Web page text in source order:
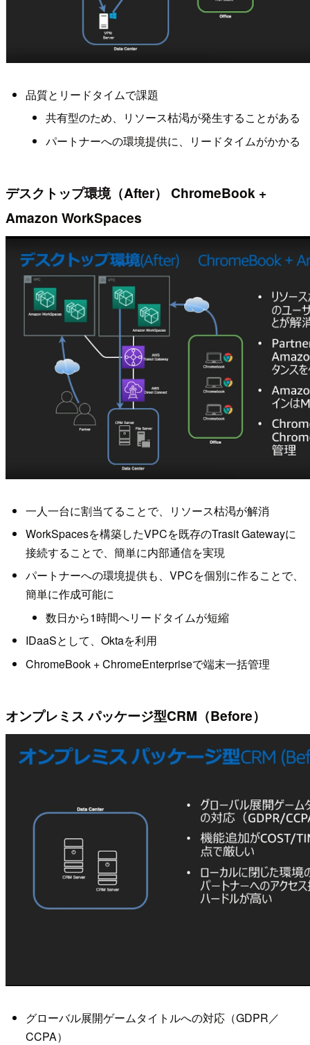
品質とリードタイムで課題
共有型のため、リソース枯渇が発生することがある
パートナーへの環境提供に、リードタイムがかかる
デスクトップ環境（After） ChromeBook +
Amazon WorkSpaces
一人一台に割当てることで、リソース枯渇が解消
WorkSpacesを構築したVPCを既存のTrasit Gatewayに
接続することで、簡単に内部通信を実現
パートナーへの環境提供も、VPCを個別に作ることで、
簡単に作成可能に
数日から1時間へリードタイムが短縮
IDaaSとして、Oktaを利用
ChromeBook + ChromeEnterpriseで端末一括管理
オンプレミス パッケージ型CRM（Before）
グローバル展開ゲームタイトルへの対応（GDPR／
CCPA）